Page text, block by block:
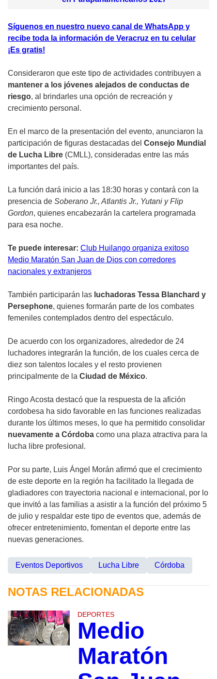
Síguenos en nuestro nuevo canal de WhatsApp y
recibe toda la información de Veracruz en tu celular
¡Es gratis!
Consideraron que este tipo de actividades contribuyen a
mantener a los jóvenes alejados de conductas de
riesgo, al brindarles una opción de recreación y
crecimiento personal.
En el marco de la presentación del evento, anunciaron la
participación de figuras destacadas del Consejo Mundial
de Lucha Libre (CMLL), consideradas entre las más
importantes del país.
La función dará inicio a las 18:30 horas y contará con la
presencia de Soberano Jr., Atlantis Jr., Yutani y Flip
Gordon, quienes encabezarán la cartelera programada
para esa noche.
Te puede interesar: Club Huilango organiza exitoso
Medio Maratón San Juan de Dios con corredores
nacionales y extranjeros
También participarán las luchadoras Tessa Blanchard y
Persephone, quienes formarán parte de los combates
femeniles contemplados dentro del espectáculo.
De acuerdo con los organizadores, alrededor de 24
luchadores integrarán la función, de los cuales cerca de
diez son talentos locales y el resto provienen
principalmente de la Ciudad de México.
Ringo Acosta destacó que la respuesta de la afición
cordobesa ha sido favorable en las funciones realizadas
durante los últimos meses, lo que ha permitido consolidar
nuevamente a Córdoba como una plaza atractiva para la
lucha libre profesional.
Por su parte, Luis Ángel Morán afirmó que el crecimiento
de este deporte en la región ha facilitado la llegada de
gladiadores con trayectoria nacional e internacional, por lo
que invitó a las familias a asistir a la función del próximo 5
de julio y respaldar este tipo de eventos que, además de
ofrecer entretenimiento, fomentan el deporte entre las
nuevas generaciones.
Eventos Deportivos Lucha Libre Córdoba
NOTAS RELACIONADAS
DEPORTES
Medio
Maratón